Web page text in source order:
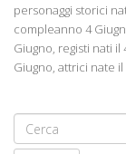
personaggi storici
compleanno 4
Giugno, registi nati il
Giugno, attrici nate